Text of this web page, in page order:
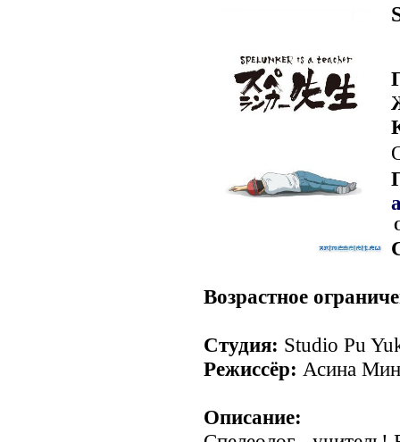
Возрастное
Студия: Studio Pu
Режиссёр: Асина
Описание: